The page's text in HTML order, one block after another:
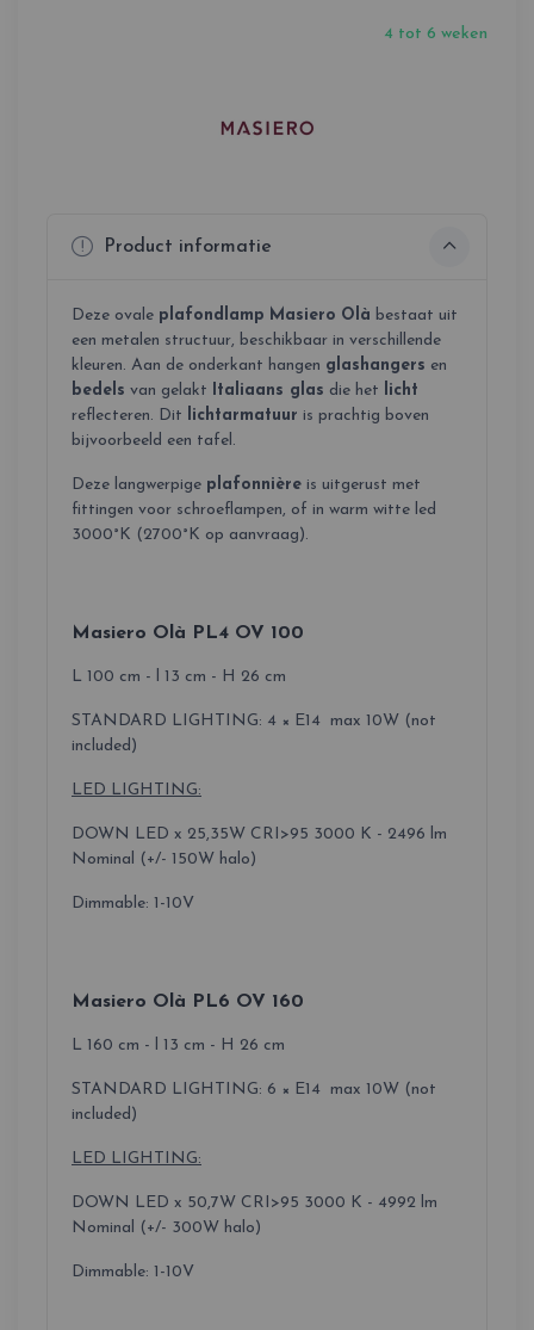
4 tot 6 weken
Product informatie
Deze ovale plafondlamp Masiero Olà bestaat uit
een metalen structuur, beschikbaar in verschillende
kleuren. Aan de onderkant hangen glashangers en
bedels van gelakt Italiaans glas die het licht
reflecteren. Dit lichtarmatuur is prachtig boven
bijvoorbeeld een tafel.
Deze langwerpige plafonnière is uitgerust met
fittingen voor schroeflampen, of in warm witte led
3000°K (2700°K op aanvraag).
Masiero Olà PL4 OV 100
L 100 cm - l 13 cm - H 26 cm
STANDARD LIGHTING: 4 × E14 max 10W (not
included)
LED LIGHTING:
DOWN LED x 25,35W CRI>95 3000 K - 2496 lm
Nominal (+/- 150W halo)
Dimmable: 1-10V
Masiero Olà PL6 OV 160
L 160 cm - l 13 cm - H 26 cm
STANDARD LIGHTING: 6 × E14 max 10W (not
included)
LED LIGHTING:
DOWN LED x 50,7W CRI>95 3000 K - 4992 lm
Nominal (+/- 300W halo)
Dimmable: 1-10V